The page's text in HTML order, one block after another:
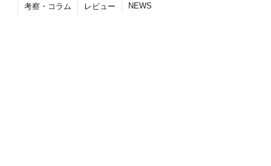
考察・コラム
レビュー NEWS